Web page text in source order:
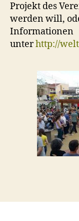
Projekt des
werden will,
Informationen
unterhttp://